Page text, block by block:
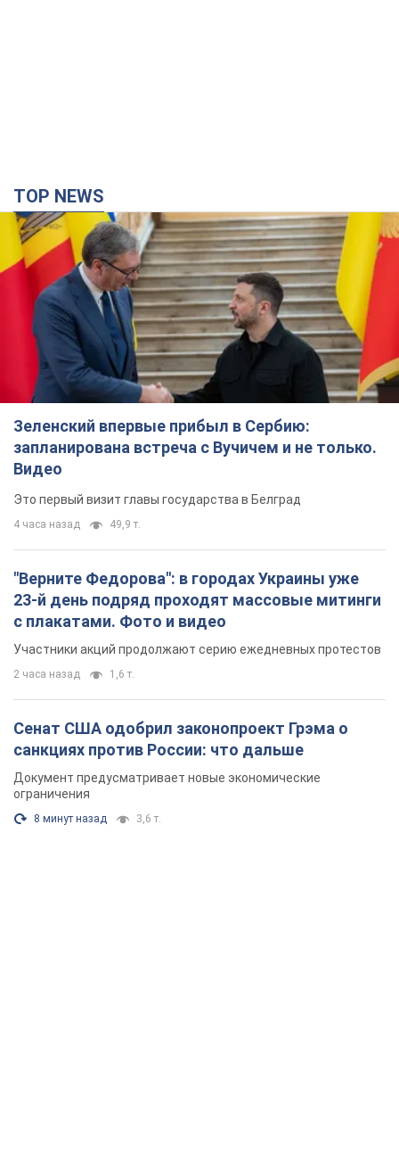
TOP NEWS
Зеленский впервые прибыл в Сербию:
запланирована встреча с Вучичем и не только.
Видео
Это первый визит главы государства в Белград
4 часа назад 49,9 т.
"Верните Федорова": в городах Украины уже
23-й день подряд проходят массовые митинги
с плакатами. Фото и видео
Участники акций продолжают серию ежедневных протестов
2 часа назад 1,6 т.
Сенат США одобрил законопроект Грэма о
санкциях против России: что дальше
Документ предусматривает новые экономические
ограничения
8 минут назад 3,6 т.